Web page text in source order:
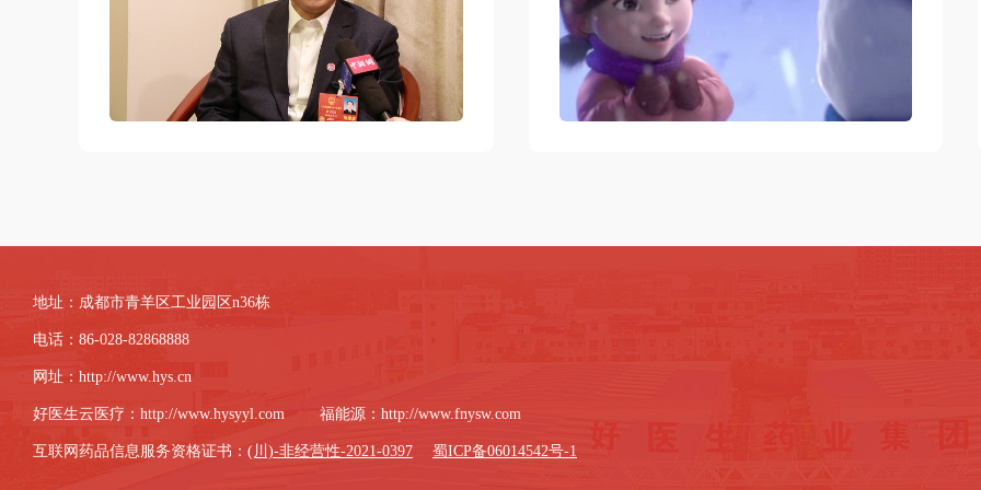
地址：成都市青羊区工业园区n36栋
电话：86-028-82868888
网址： http://www.hys.cn
好医生云医疗： http://www.hysyyl.com 福能源： http://www.fnysw.com
互联网药品信息服务资格证书： (川)-非经营性-2021-0397 蜀ICP备06014542号-1